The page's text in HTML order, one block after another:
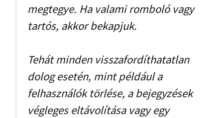
megtegye. Ha valami romboló vagy
tartós, akkor bekapjuk.
Tehát minden visszafordíthatatlan
dolog esetén, mint például a
felhasználók törlése, a bejegyzések
végleges eltávolítása vagy egy